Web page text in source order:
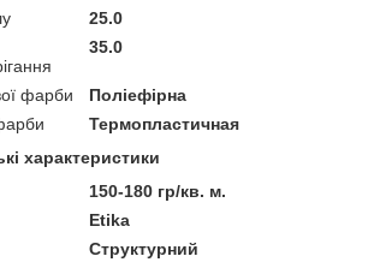
25.0
35.0
фарби
Поліефірна
Термопластичная
характеристики
150-180 гр/кв. м.
Etika
Структурний